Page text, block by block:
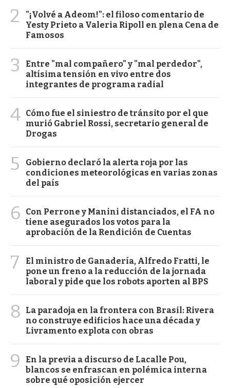
2
"¡Volvé a Adeom!": el filoso comentario de
Yesty Prieto a Valeria Ripoll en plena Cena de
Famosos
3
Entre "mal compañero" y "mal perdedor",
altísima tensión en vivo entre dos
integrantes de programa radial
4 Cómo fue el siniestro de tránsito por el que
murió Gabriel Rossi, secretario general de
Drogas
5
Gobierno declaró la alerta roja por las
condiciones meteorológicas en varias zonas
del país
6
Con Perrone y Manini distanciados, el FA no
tiene asegurados los votos para la
aprobación de la Rendición de Cuentas
7
El ministro de Ganadería, Alfredo Fratti, le
pone un freno a la reducción de la jornada
laboral y pide que los robots aporten al BPS
8
La paradoja en la frontera con Brasil: Rivera
no construye edificios hace una década y
Livramento explota con obras
9
En la previa a discurso de Lacalle Pou,
blancos se enfrascan en polémica interna
sobre qué oposición ejercer